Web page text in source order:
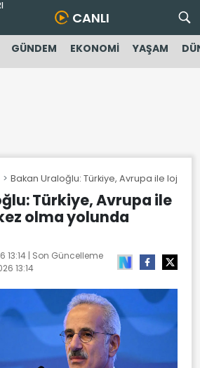
CANLI
GÜNDEM EKONOMİ YAŞAM
Bakan Uraloğlu: Türkiye, Avrupa ile
Türkiye, Avrupa ile
olma yolunda
13:14 | Son Güncelleme
13:14